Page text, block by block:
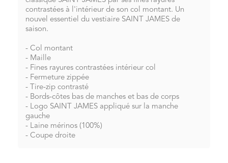
contrastées à l'intérieur de son col montant. Un
nouvel essentiel du vestiaire SAINT JAMES de
saison.
- Col montant
- Maille
- Fines rayures contrastées intérieur col
- Fermeture zippée
- Tire-zip contrasté
- Bords-côtes bas de manches et bas de corps
- Logo SAINT JAMES appliqué sur la manche
gauche
- Laine mérinos (100%)
- Coupe droite